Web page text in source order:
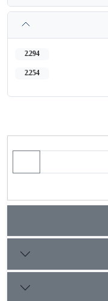
2,294
2,254